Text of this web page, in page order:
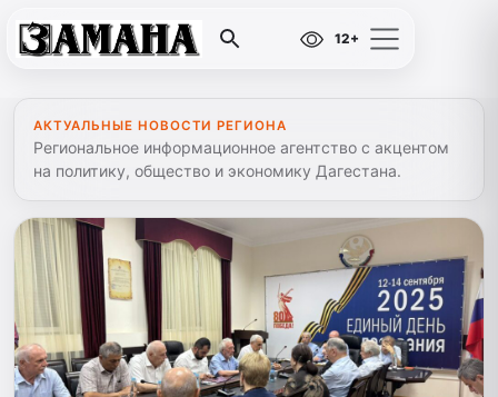
12+
АКТУАЛЬНЫЕ НОВОСТИ РЕГИОНА
Региональное информационное агентство с акцентом
на политику, общество и экономику Дагестана.